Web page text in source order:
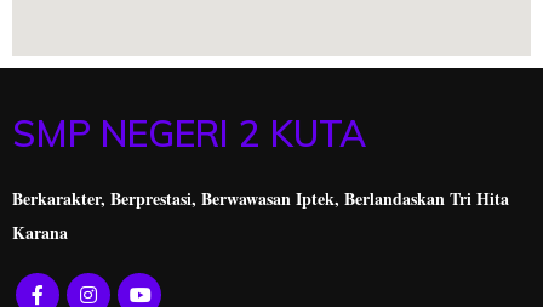
SMP NEGERI 2 KUTA
Berkarakter, Berprestasi, Berwawasan Iptek, Berlandaskan Tri Hita
Karana